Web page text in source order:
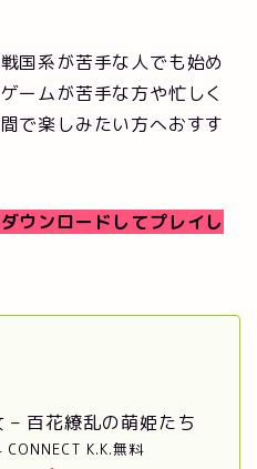
国系が苦手な人でも始め
ームが苦手な方や忙しく
で楽しみたい方へおすす
ウンロードしてプレイし
– 百花繚乱の萌姫たち
CONNECT K.K.無料